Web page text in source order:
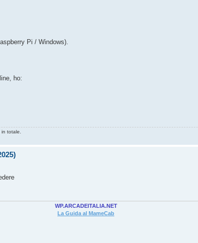
Pi / Windows).
ho:
totale.
WP.ARCADEITALIA.NET
La Guida al MameCab